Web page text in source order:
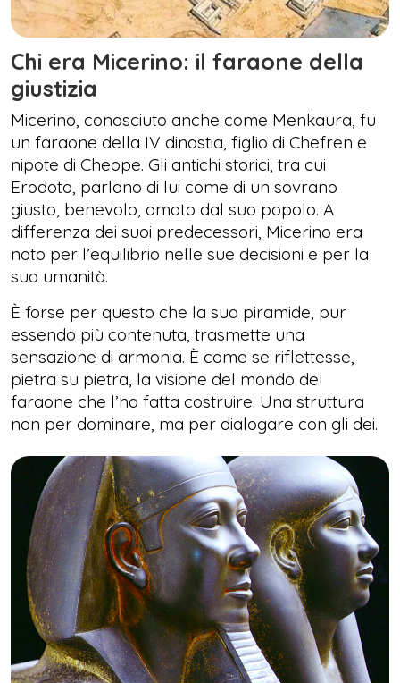
Chi era Micerino: il faraone della
giustizia
Micerino, conosciuto anche come Menkaura, fu
un faraone della IV dinastia, figlio di Chefren e
nipote di Cheope. Gli antichi storici, tra cui
Erodoto, parlano di lui come di un sovrano
giusto, benevolo, amato dal suo popolo. A
differenza dei suoi predecessori, Micerino era
noto per l’equilibrio nelle sue decisioni e per la
sua umanità.
È forse per questo che la sua piramide, pur
essendo più contenuta, trasmette una
sensazione di armonia. È come se riflettesse,
pietra su pietra, la visione del mondo del
faraone che l’ha fatta costruire. Una struttura
non per dominare, ma per dialogare con gli dei.